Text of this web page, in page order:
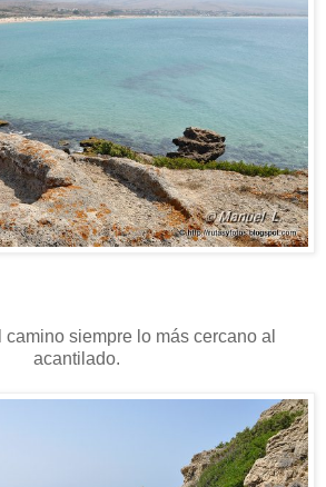
siempre lo más cercano al
acantilado.